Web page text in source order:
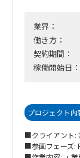
業界：
働き方：
契約期間：
稼働開始日：
プロジェクト内
■クライアント:
■参画フェーズ: